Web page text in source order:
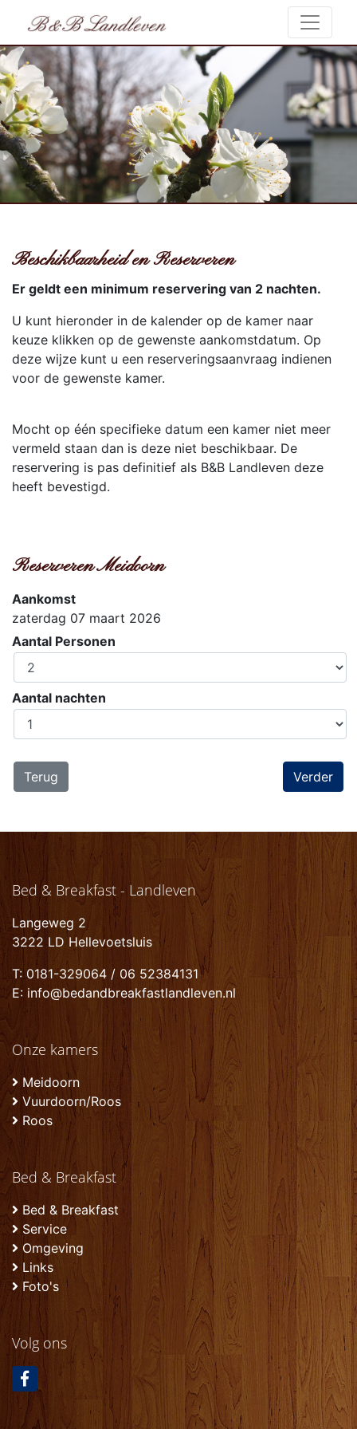
Beschikbaarheid en Reserveren
Er geldt een minimum reservering van 2 nachten.
U kunt hieronder in de kalender op de kamer naar
keuze klikken op de gewenste aankomstdatum. Op
deze wijze kunt u een reserveringsaanvraag indienen
voor de gewenste kamer.
Mocht op één specifieke datum een kamer niet meer
vermeld staan dan is deze niet beschikbaar. De
reservering is pas definitief als B&B Landleven deze
heeft bevestigd.
Reserveren Meidoorn
Aankomst
zaterdag 07 maart 2026
Aantal Personen
Aantal nachten
Terug
Bed & Breakfast - Landleven
Langeweg 2
3222 LD Hellevoetsluis
T: 0181-329064 / 06 52384131
E: info@bedandbreakfastlandleven.nl
Onze kamers
Meidoorn
Vuurdoorn/Roos
Roos
Bed & Breakfast
Bed & Breakfast
Service
Omgeving
Links
Foto's
Volg ons